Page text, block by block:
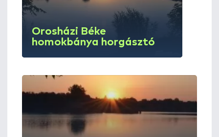
Orosházi Béke
homokbánya horgásztó